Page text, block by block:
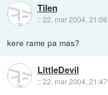
Tilen
::22. mar 2004, 21:06
kere rame pa mas?
LittleDevil
::22. mar 2004, 21:47